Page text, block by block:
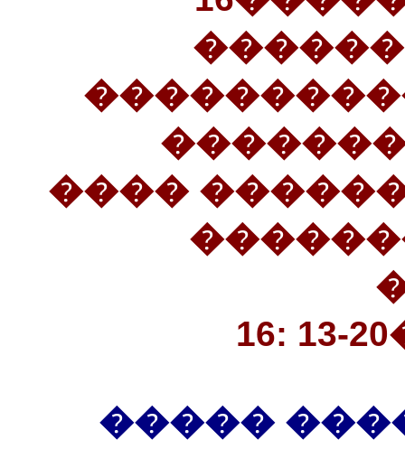
��������». ...
�������
���
��� �����